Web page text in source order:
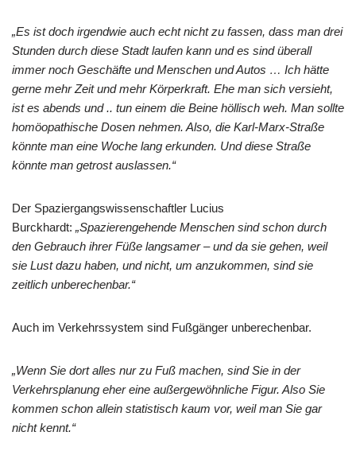
„Es ist doch irgendwie auch echt nicht zu fassen, dass man drei
Stunden durch diese Stadt laufen kann und es sind überall
immer noch Geschäfte und Menschen und Autos … Ich hätte
gerne mehr Zeit und mehr Körperkraft. Ehe man sich versieht,
ist es abends und .. tun einem die Beine höllisch weh. Man sollte
homöopathische Dosen nehmen. Also, die Karl-Marx-Straße
könnte man eine Woche lang erkunden. Und diese Straße
könnte man getrost auslassen.“
Der Spaziergangswissenschaftler Lucius
Burckhardt: „Spazierengehende Menschen sind schon durch
den Gebrauch ihrer Füße langsamer – und da sie gehen, weil
sie Lust dazu haben, und nicht, um anzukommen, sind sie
zeitlich unberechenbar.“
Auch im Verkehrssystem sind Fußgänger unberechenbar.
„Wenn Sie dort alles nur zu Fuß machen, sind Sie in der
Verkehrsplanung eher eine außergewöhnliche Figur. Also Sie
kommen schon allein statistisch kaum vor, weil man Sie gar
nicht kennt.“